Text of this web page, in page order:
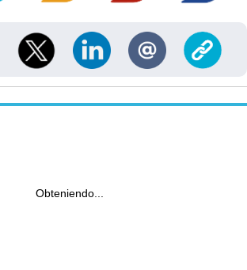
Obteniendo...